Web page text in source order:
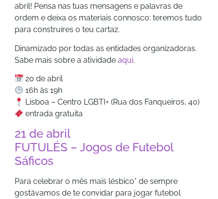
abril! Pensa nas tuas mensagens e palavras de
ordem e deixa os materiais connosco: teremos tudo
para construíres o teu cartaz.
Dinamizado por todas as entidades organizadoras.
Sabe mais sobre a atividade aqui.
20 de abril
16h às 19h
Lisboa – Centro LGBTI+ (Rua dos Fanqueiros, 40)
entrada gratuita
21 de abril
FUTULÉS – Jogos de Futebol
Sáficos
Para celebrar o mês mais lésbico* de sempre
gostávamos de te convidar para jogar futebol